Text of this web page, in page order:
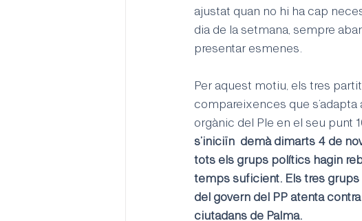
ajustat quan no hi ha cap
dia de la setmana, sempre
presentar esmenes.
Per aquest motiu, els tres
compareixences que
orgànic del Ple en el seu punt
s’iniciïn  demà dimarts 4 de
tots els grups polítics hagin
temps suficient. Els tres
del govern del PP atenta
ciutadans de Palma.